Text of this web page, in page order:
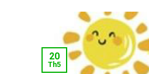
20
Th5